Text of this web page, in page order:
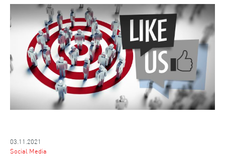
03.11.2021
Social Media